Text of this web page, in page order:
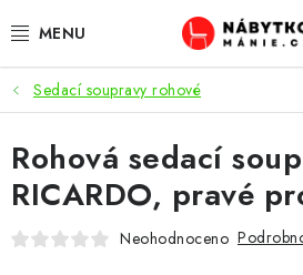
na
OBÝVACÍ POKOJ
KUCHYŇ A JÍDELNA
LOŽNICE
Sedací soupravy rohové
Rohová sedací
RICARDO, pravé
Neohodnoceno